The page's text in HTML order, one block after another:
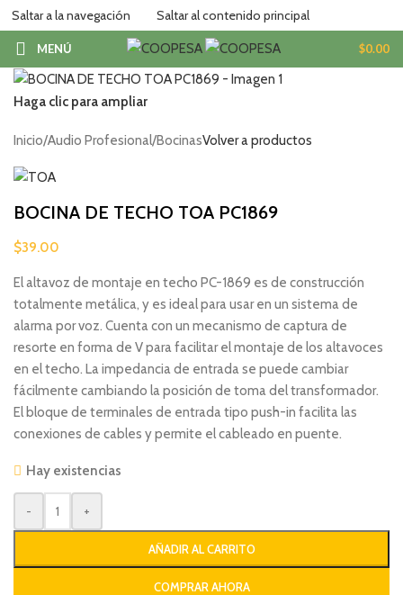
Saltar a la navegación Saltar al contenido principal
MENÚ $0.00
Haga clic para ampliar
Inicio/Audio Profesional/BocinasVolver a productos
BOCINA DE TECHO TOA PC1869
$39.00
El altavoz de montaje en techo PC-1869 es de construcción
totalmente metálica, y es ideal para usar en un sistema de
alarma por voz. Cuenta con un mecanismo de captura de
resorte en forma de V para facilitar el montaje de los altavoces
en el techo. La impedancia de entrada se puede cambiar
fácilmente cambiando la posición de toma del transformador.
El bloque de terminales de entrada tipo push-in facilita las
conexiones de cables y permite el cableado en puente.
Hay existencias
- +
AÑADIR AL CARRITO
COMPRAR AHORA